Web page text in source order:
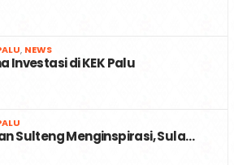
, NEWS
Investasi di KEK Palu
Sulteng Menginspirasi, Sula…